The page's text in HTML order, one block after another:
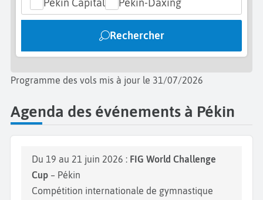
quelques sauterelles grillées et autres spécialités
séjour à Pékin.
Pékin Capital Pékin-Daxing
Rechercher
Programme des vols mis à jour le 31/07/2026
Agenda des événements à Pékin
Du 19 au 21 juin 2026 : FIG World Challenge
Cup – Pékin
Compétition internationale de gymnastique